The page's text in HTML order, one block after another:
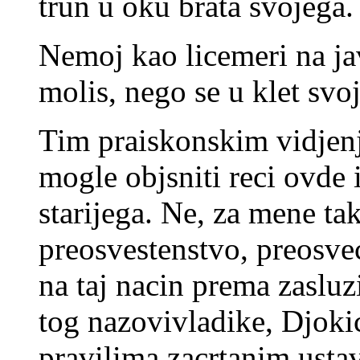
Nemoj kao licemeri na
molis, nego se u klet
Tim praiskonskim
mogle objsniti reci ovde
starijega. Ne, za mene
preosvestenstvo,
na taj nacin prema
tog nazovivladike,